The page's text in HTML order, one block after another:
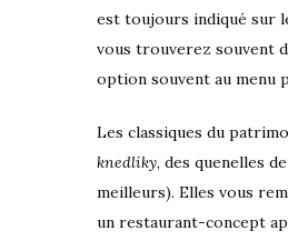
est toujours indiqué sur
vous trouverez souvent
option souvent au menu
Les classiques du
knedlíky, des quenelles
meilleurs). Elles vous
un restaurant-concept